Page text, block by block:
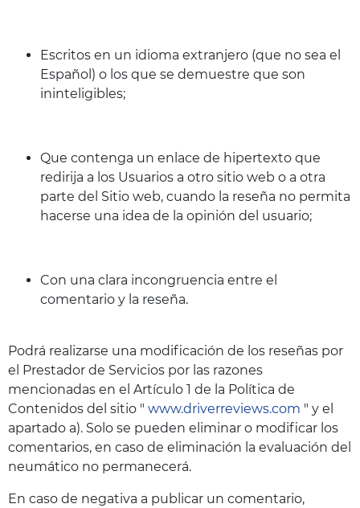
Escritos en un idioma extranjero (que no sea el
Español) o los que se demuestre que son
ininteligibles;
Que contenga un enlace de hipertexto que
redirija a los Usuarios a otro sitio web o a otra
parte del Sitio web, cuando la reseña no permita
hacerse una idea de la opinión del usuario;
Con una clara incongruencia entre el
comentario y la reseña.
Podrá realizarse una modificación de los reseñas por
el Prestador de Servicios por las razones
mencionadas en el Artículo 1 de la Política de
Contenidos del sitio " www.driverreviews.com " y el
apartado a). Solo se pueden eliminar o modificar los
comentarios, en caso de eliminación la evaluación del
neumático no permanecerá.
En caso de negativa a publicar un comentario,